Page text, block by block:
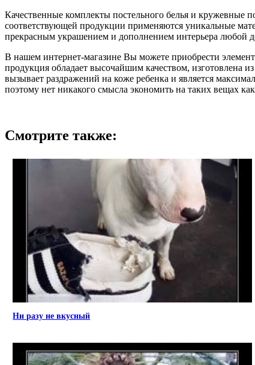
Качественные комплекты постельного белья и кружевные
соответствующей продукции применяются уникальные
прекрасным украшением и дополнением интерьера любой
В нашем интернет-магазине Вы можете приобрести
продукция обладает высочайшим качеством, изготовлена
вызывает раздражений на коже ребенка и является
поэтому нет никакого смысла экономить на таких вещах
Смотрите также:
Ни разу не вкусный